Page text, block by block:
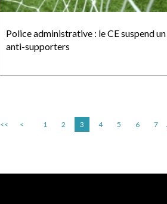
Police administrative : le CE suspend
anti-supporters
<< < 1 2 3 4 5 6 7